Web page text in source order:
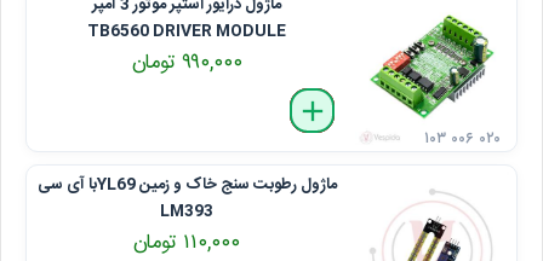
TB6560 DRIVER MODULE
۹۹۰,۰۰۰ تومان
delete
remove
add
۱۰۳ ۰۰۶ ۰۲۰
ماژول رطوبت سنج خاک و زمین YL69با آی سی
LM393
۱۱۰,۰۰۰ تومان